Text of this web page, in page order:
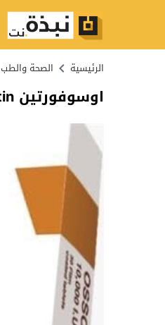
الرئيسية الصحة والطب
اوسوفورتين Ossofortin لعلاج نقص فيتامين د